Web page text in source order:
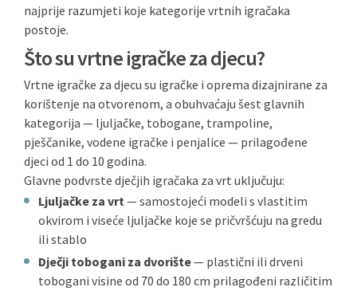
najprije razumjeti koje kategorije vrtnih igračaka
postoje.
Što su vrtne igračke za djecu?
Vrtne igračke za djecu su igračke i oprema dizajnirane za
korištenje na otvorenom, a obuhvaćaju šest glavnih
kategorija — ljuljačke, tobogane, trampoline,
pješčanike, vodene igračke i penjalice — prilagođene
djeci od 1 do 10 godina.
Glavne podvrste dječjih igračaka za vrt uključuju:
Ljuljačke za vrt— samostojeći modeli s vlastitim
okvirom i viseće ljuljačke koje se pričvršćuju na gredu
ili stablo
Dječji tobogani za dvorište— plastični ili drveni
tobogani visine od 70 do 180 cm prilagođeni različitim